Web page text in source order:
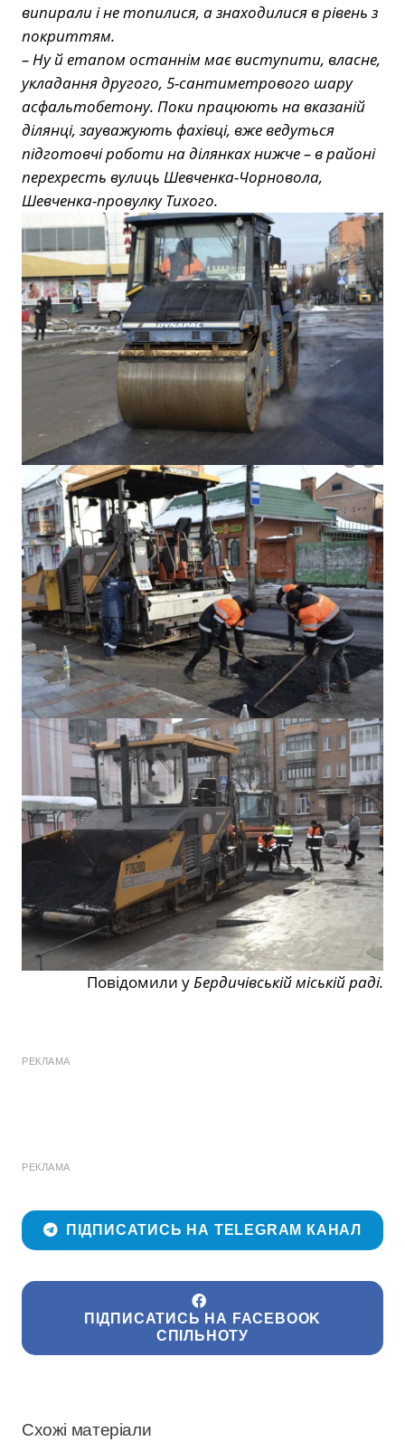
випирали і не топилися, а знаходилися в рівень з
покриттям.
–Ну й етапом останнім має виступити, власне,
укладання другого, 5-сантиметрового шару
асфальтобетону. Поки працюють на вказаній
ділянці, зауважують фахівці, вже ведуться
підготовчі роботи на ділянках нижче – в районі
перехресть вулиць Шевченка-Чорновола,
Шевченка-провулку Тихого.
Повідомили уБердичівській міській раді.
РЕКЛАМА
РЕКЛАМА
ПІДПИСАТИСЬ НА TELEGRAM КАНАЛ
ПІДПИСАТИСЬ НА FACEBOOK
СПІЛЬНОТУ
Схожі матеріали